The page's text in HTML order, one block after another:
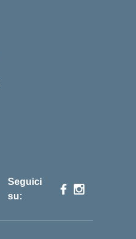
Seguici
su: